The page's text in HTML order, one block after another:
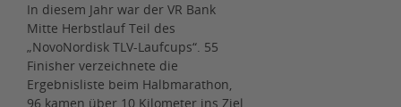
In diesem Jahr war der VR Bank
Mitte Herbstlauf Teil des
„NovoNordisk TLV-Laufcups“. 55
Finisher verzeichnete die
Ergebnisliste beim Halbmarathon,
96 kamen über 10 Kilometer ins Ziel.